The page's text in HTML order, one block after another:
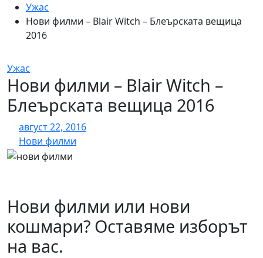
Ужас
Нови филми – Blair Witch – Блеърската вещица
2016
Ужас
Нови филми – Blair Witch –
Блеърската вещица 2016
август 22, 2016
Нови филми
Нови филми или нови
кошмари? Оставяме изборът
на вас.